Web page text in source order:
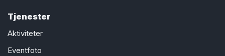
Tjenester
Aktiviteter
Eventfoto